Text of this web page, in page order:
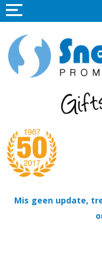
Mis geen update,
Home
Promotieartikelen
Tassen
Thema's